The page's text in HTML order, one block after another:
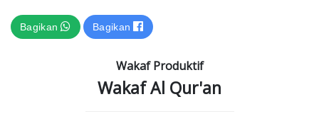
Bagikan Bagikan
Wakaf Produktif
Wakaf Al Qur'an